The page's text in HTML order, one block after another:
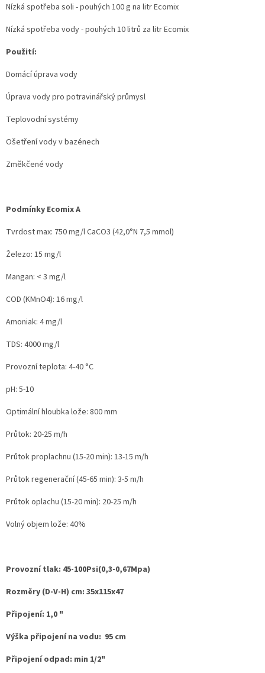
Nízká spotřeba soli - pouhých 100 g na litr Ecomix
Nízká spotřeba vody - pouhých 10 litrů za litr Ecomix
Použití:
Domácí úprava vody
Úprava vody pro potravinářský průmysl
Teplovodní systémy
Ošetření vody v bazénech
Změkčené vody
Podmínky Ecomix A
Tvrdost max: 750 mg/l CaCO3 (42,0°N 7,5 mmol)
Železo: 15 mg/l
Mangan: < 3 mg/l
COD (KMnO4): 16 mg/l
Amoniak: 4 mg/l
TDS: 4000 mg/l
Provozní teplota: 4-40 °C
pH: 5-10
Optimální hloubka lože: 800 mm
Průtok: 20-25 m/h
Průtok proplachnu (15-20 min): 13-15 m/h
Průtok regenerační (45-65 min): 3-5 m/h
Průtok oplachu (15-20 min): 20-25 m/h
Volný objem lože: 40%
Provozní tlak: 45-100Psi(0,3-0,67Mpa)
Rozměry (D-V-H) cm: 35x115x47
Připojení: 1,0 "
Výška připojení na vodu: 95 cm
Připojení odpad: min 1/2"